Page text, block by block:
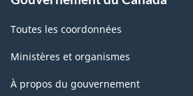
Structure
de
la
Toutes les coordonnées
Ministères et organismes
À propos du gouvernement